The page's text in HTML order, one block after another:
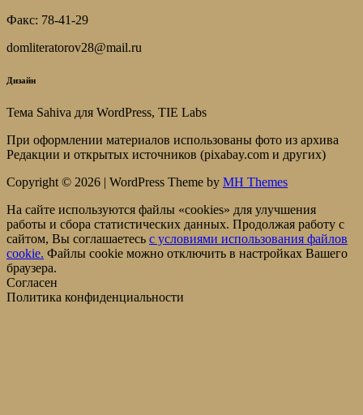
Факс: 78-41-29
domliteratorov28@mail.ru
Дизайн
Тема Sahiva для WordPress, TIE Labs
При оформлении материалов использованы фото из архива
Редакции и открытых источников (pixabay.com и других)
Copyright © 2026 | WordPress Theme by MH Themes
На сайте используются файлы «cookies» для улучшения
работы и сбора статистических данных. Продолжая работу с
сайтом, Вы соглашаетесь c условиями использования файлов
cookie. Файлы cookie можно отключить в настройках Вашего
браузера.
Согласен
Политика конфиденциальности